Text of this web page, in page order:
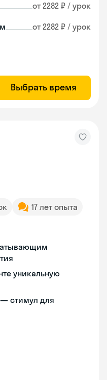
от 2282 ₽ / урок
от 2282 ₽ / урок
Выбрать время
17 лет опыта
уникальную
стимул для